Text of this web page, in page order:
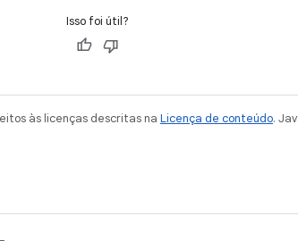
Isso foi útil?
às licenças descritas na Licença de conteúdo.